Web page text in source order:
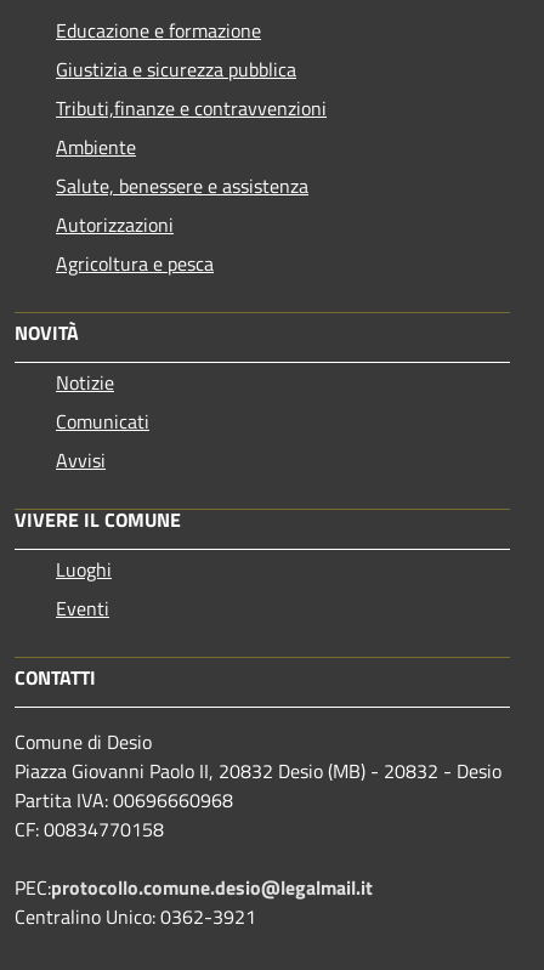
Educazione e formazione
Giustizia e sicurezza pubblica
Tributi,finanze e contravvenzioni
Ambiente
Salute, benessere e assistenza
Autorizzazioni
Agricoltura e pesca
NOVITÀ
Notizie
Comunicati
Avvisi
VIVERE IL COMUNE
Luoghi
Eventi
CONTATTI
Comune di Desio
Piazza Giovanni Paolo II, 20832 Desio (MB) - 20832 - Desio
Partita IVA: 00696660968
CF: 00834770158
PEC:protocollo.comune.desio@legalmail.it
Centralino Unico: 0362-3921